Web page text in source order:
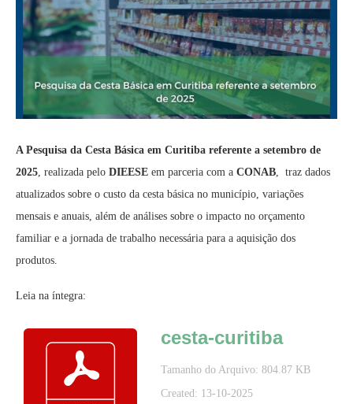
A Pesquisa da Cesta Básica em Curitiba referente a setembro de
2025, realizada pelo DIEESE em parceria com a CONAB, traz dados
atualizados sobre o custo da cesta básica no município, variações
mensais e anuais, além de análises sobre o impacto no orçamento
familiar e a jornada de trabalho necessária para a aquisição dos
produtos.
Leia na íntegra:
cesta-curitiba
Tamanho do Arquivo: 804.87 KB
Created: 13-10-2025